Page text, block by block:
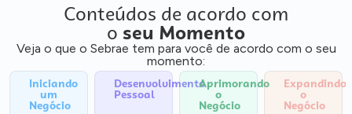
Conteúdos de acordo com
o seu Momento
Veja o que o Sebrae tem para você de acordo com o seu
momento:
Iniciando
um
Negócio
Desenvolvimento
Pessoal
Aprimorando
o
Negócio
Expandindo
o
Negócio